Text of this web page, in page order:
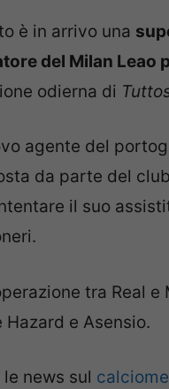
è in arrivo una
del Milan Leao
odierna di
agente del
da parte del
il suo
tra Real
Hazard e Asensio.
news sul